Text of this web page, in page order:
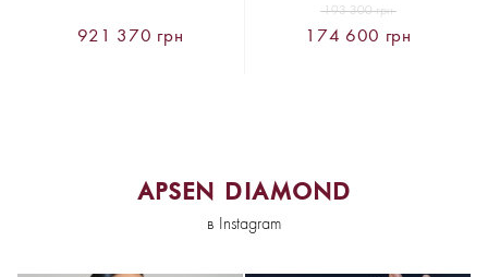
921 370 грн 174 600 грн
193 300 грн
APSEN DIAMOND
в Instagram